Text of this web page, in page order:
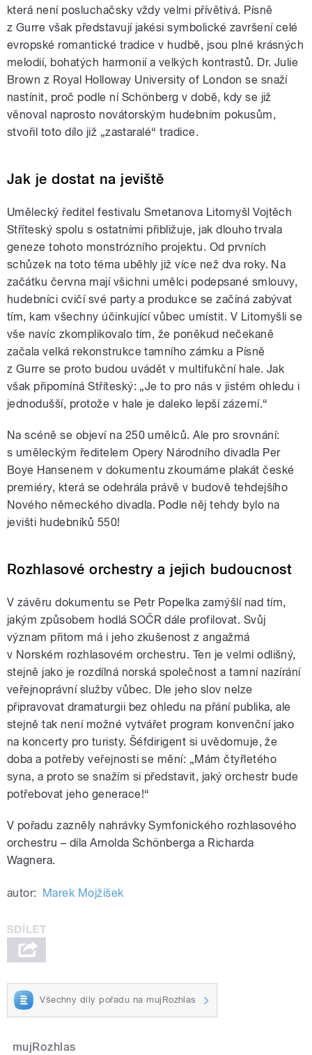
která není posluchačsky vždy velmi přívětivá. Písně
z Gurre však představují jakési symbolické završení celé
evropské romantické tradice v hudbě, jsou plné krásných
melodií, bohatých harmonií a velkých kontrastů. Dr. Julie
Brown z Royal Holloway University of London se snaží
nastínit, proč podle ní Schönberg v době, kdy se již
věnoval naprosto novátorským hudebním pokusům,
stvořil toto dílo již „zastaralé“ tradice.
Jak je dostat na jeviště
Umělecký ředitel festivalu Smetanova Litomyšl Vojtěch
Stříteský spolu s ostatními přibližuje, jak dlouho trvala
geneze tohoto monstrózního projektu. Od prvních
schůzek na toto téma uběhly již více než dva roky. Na
začátku června mají všichni umělci podepsané smlouvy,
hudebníci cvičí své party a produkce se začíná zabývat
tím, kam všechny účinkující vůbec umístit. V Litomyšli se
vše navíc zkomplikovalo tím, že poněkud nečekaně
začala velká rekonstrukce tamního zámku a Písně
z Gurre se proto budou uvádět v multifukční hale. Jak
však připomíná Stříteský: „Je to pro nás v jistém ohledu i
jednodušší, protože v hale je daleko lepší zázemí.“
Na scéně se objeví na 250 umělců. Ale pro srovnání:
s uměleckým ředitelem Opery Národního divadla Per
Boye Hansenem v dokumentu zkoumáme plakát české
premiéry, která se odehrála právě v budově tehdejšího
Nového německého divadla. Podle něj tehdy bylo na
jevišti hudebníků 550!
Rozhlasové orchestry a jejich budoucnost
V závěru dokumentu se Petr Popelka zamýšlí nad tím,
jakým způsobem hodlá SOČR dále profilovat. Svůj
význam přitom má i jeho zkušenost z angažmá
v Norském rozhlasovém orchestru. Ten je velmi odlišný,
stejně jako je rozdílná norská společnost a tamní nazírání
veřejnoprávní služby vůbec. Dle jeho slov nelze
připravovat dramaturgii bez ohledu na přání publika, ale
stejně tak není možné vytvářet program konvenční jako
na koncerty pro turisty. Šéfdirigent si uvědomuje, že
doba a potřeby veřejnosti se mění: „Mám čtyřletého
syna, a proto se snažím si představit, jaký orchestr bude
potřebovat jeho generace!“
V pořadu zazněly nahrávky Symfonického rozhlasového
orchestru – díla Arnolda Schönberga a Richarda
Wagnera.
autor: Marek Mojžíšek
Všechny díly pořadu na mujRozhlas
mujRozhlas